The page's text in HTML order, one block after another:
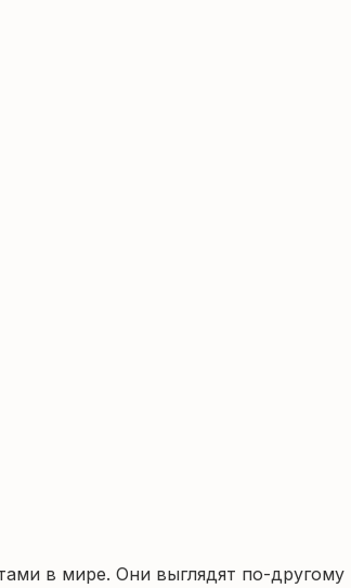
в мире. Они выглядят по-другому